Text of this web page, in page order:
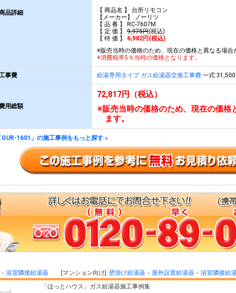
品詳細
【 商品名 】 台所リモコン
【メーカー】 ノーリツ
【 品 番 】 RC-7607M
【 定 価 】9,975円(税込)
【 特 価 】
6,982円(税込)
※販売当時の価格のため、現在の価格と異なる場合
※消費税率5％当時の価格となります。
事費 給湯専用タイプ ガス給湯器交換工事費一式 31,500
用総額
72,817円（税込）
※販売当時の価格のため、現在の価格
ます。
OUR-1601」の施工事例をもっと探す »
浴室隣接給湯器 マンション向け 壁掛け給湯器 屋外設置給湯器
浴室隣接給
「ほっとハウス」ガス給湯器施工事例集